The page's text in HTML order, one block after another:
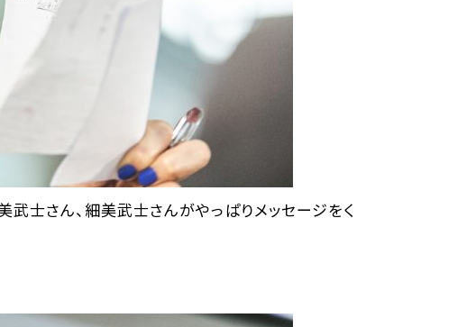
武士さん、細美武士さんがやっぱりメッセージをく